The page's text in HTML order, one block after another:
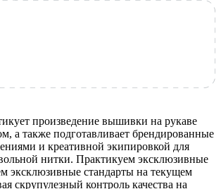
произведение вышивки на рукаве
а также подготавливает брендированные
и креативной экипировкой для
нитки. Практикуем эксклюзивные
эксклюзивные стандарты на текущем
скрупулезный контроль качества на